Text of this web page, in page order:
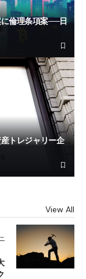
倫理条項案──日
トレジャリー企
View All